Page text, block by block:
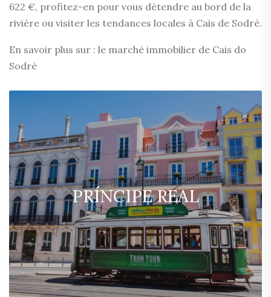
622 €, profitez-en pour vous détendre au bord de la
rivière ou visiter les tendances locales à Cais de Sodré.
En savoir plus sur : le marché immobilier de Cais do
Sodré
PRÍNCIPE REAL